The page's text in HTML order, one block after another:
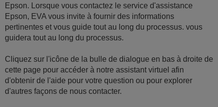
Epson. Lorsque vous contactez le service d'assistance
Epson, EVA vous invite à fournir des informations
pertinentes et vous guide tout au long du processus. vous
guidera tout au long du processus.
Cliquez sur l'icône de la bulle de dialogue en bas à droite de
cette page pour accéder à notre assistant virtuel afin
d'obtenir de l'aide pour votre question ou pour explorer
d'autres façons de nous contacter.